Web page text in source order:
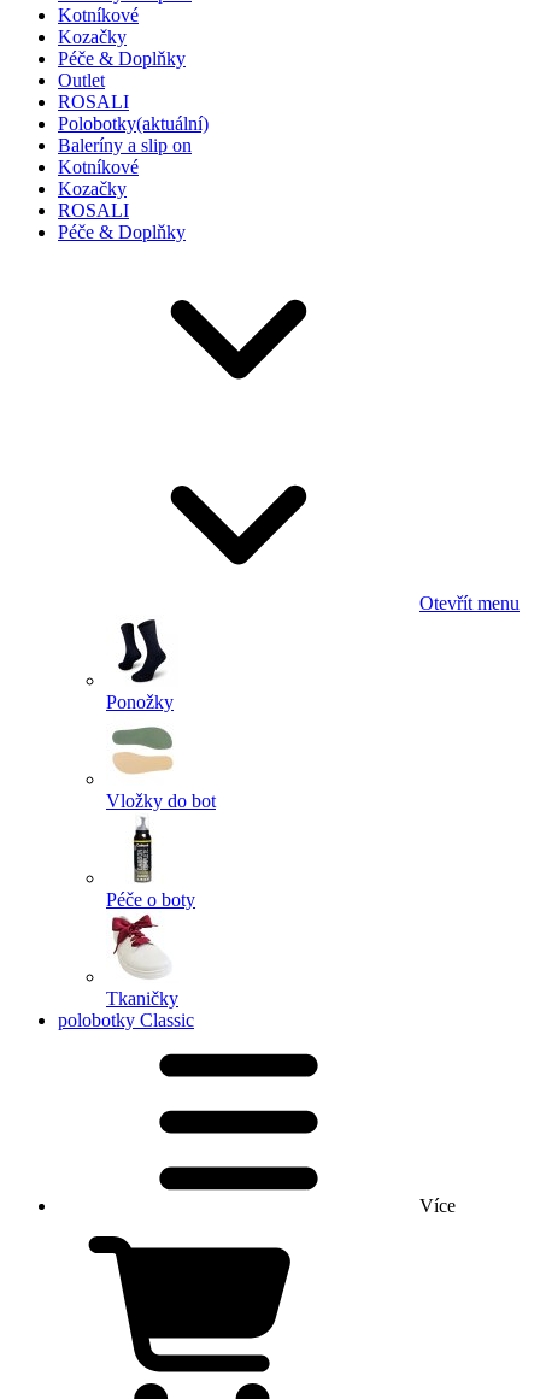
Kotníkové
Kozačky
Péče & Doplňky
Outlet
ROSALI
Polobotky(aktuální)
Baleríny a slip on
Kotníkové
Kozačky
ROSALI
Péče & Doplňky
Otevřít menu
Ponožky
Vložky do bot
Péče o boty
Tkaničky
polobotky Classic
Více